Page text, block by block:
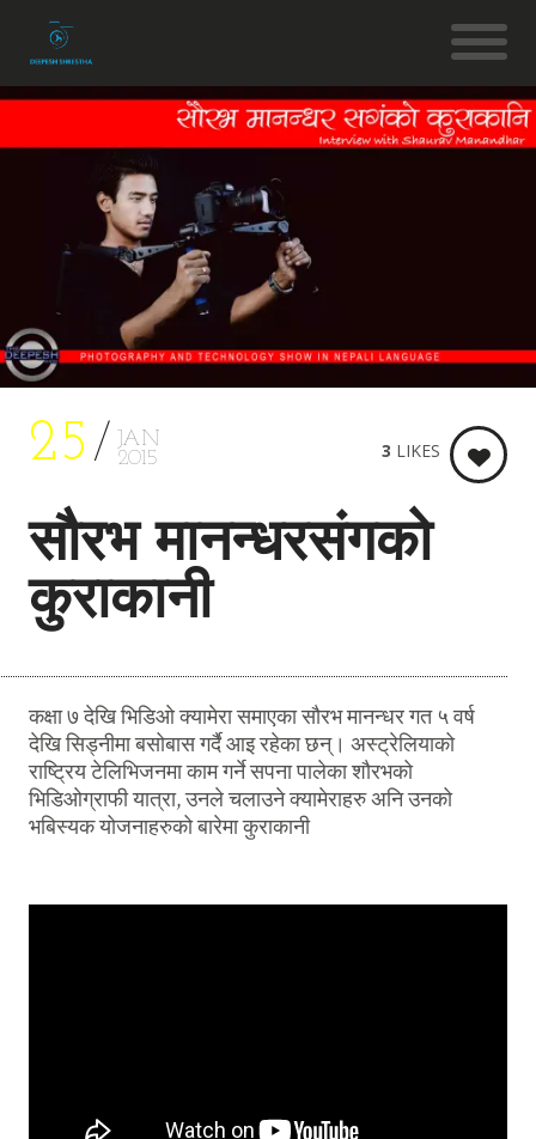
25
JAN
2015
सौरभ मानन्धरसंगको
कुराकानी
3 LIKES
कक्षा ७ देखि भिडिओ क्यामेरा समाएका सौरभ मानन्धर गत ५ वर्ष
देखि सिड्नीमा बसोबास गर्दै आइ रहेका छन्। अस्ट्रेलियाको
राष्ट्रिय टेलिभिजनमा काम गर्ने सपना पालेका शौरभको
भिडिओग्राफी यात्रा, उनले चलाउने क्यामेराहरु अनि उनको
भबिस्यक योजनाहरुको बारेमा कुराकानी